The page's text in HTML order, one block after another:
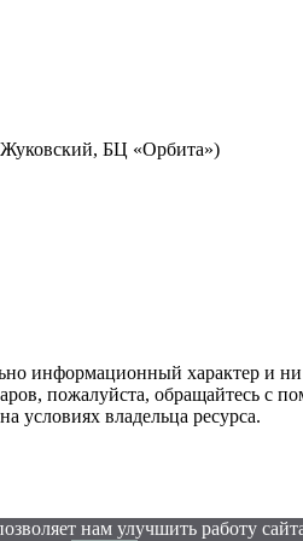
Жуковский, БЦ «Орбита»)
информационный характер и
пожалуйста, обращайтесь с
условиях владельца ресурса.
нам улучшить работу